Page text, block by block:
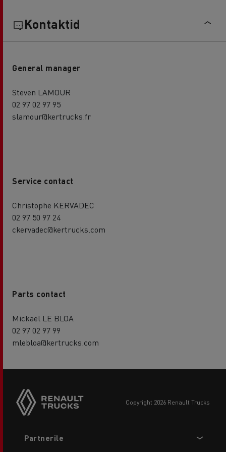
Kontaktid
General manager
Steven LAMOUR
02 97 02 97 95
slamour@kertrucks.fr
Service contact
Christophe KERVADEC
02 97 50 97 24
ckervadec@kertrucks.com
Parts contact
Mickael LE BLOA
02 97 02 97 99
mlebloa@kertrucks.com
copyright 2026 Renault Trucks
menu
Partnerile